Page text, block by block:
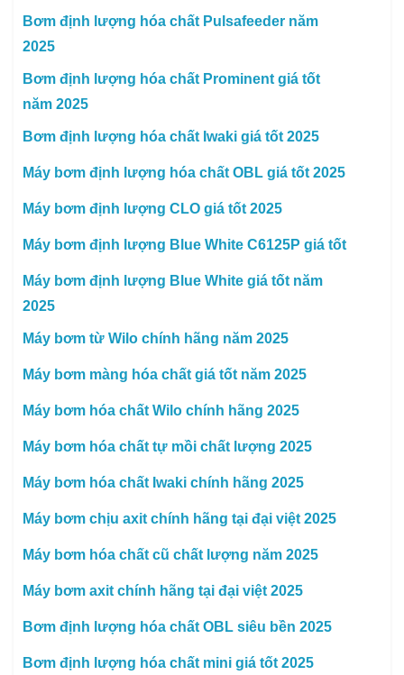
Bơm định lượng hóa chất Pulsafeeder năm
2025
Bơm định lượng hóa chất Prominent giá tốt
năm 2025
Bơm định lượng hóa chất Iwaki giá tốt 2025
Máy bơm định lượng hóa chất OBL giá tốt 2025
Máy bơm định lượng CLO giá tốt 2025
Máy bơm định lượng Blue White C6125P giá tốt
Máy bơm định lượng Blue White giá tốt năm
2025
Máy bơm từ Wilo chính hãng năm 2025
Máy bơm màng hóa chất giá tốt năm 2025
Máy bơm hóa chất Wilo chính hãng 2025
Máy bơm hóa chất tự mồi chất lượng 2025
Máy bơm hóa chất Iwaki chính hãng 2025
Máy bơm chịu axit chính hãng tại đại việt 2025
Máy bơm hóa chất cũ chất lượng năm 2025
Máy bơm axit chính hãng tại đại việt 2025
Bơm định lượng hóa chất OBL siêu bền 2025
Bơm định lượng hóa chất mini giá tốt 2025